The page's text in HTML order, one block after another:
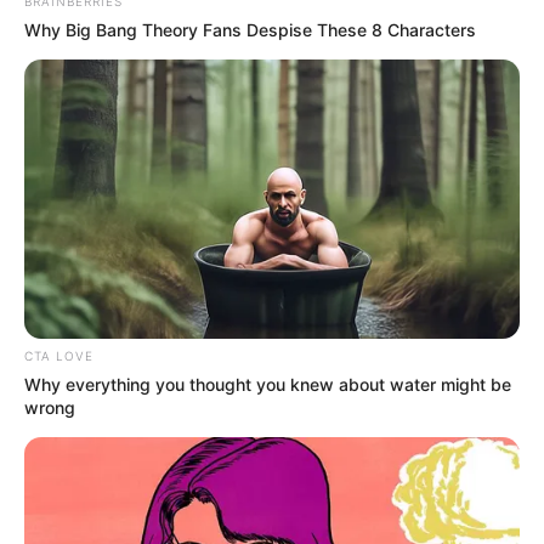
Why Big Bang Theory Fans Despise These 8 Characters
CTA LOVE
Why everything you thought you knew about water might be
wrong